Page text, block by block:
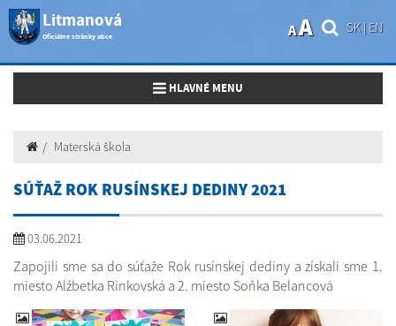
Litmanová
Oficiálne stránky obce
SK| EN
AA
Toggle navigation
HLAVNÉ MENU
Materská škola
SÚŤAŽ ROK RUSÍNSKEJ DEDINY 2021
03.06.2021
Zapojili sme sa do súťaže Rok rusínskej dediny a získali sme 1.
miesto Alžbetka Rinkovská a 2. miesto Soňka Belancová